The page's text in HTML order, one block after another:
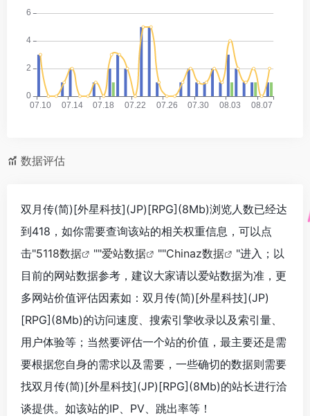
数据评估
双月传(简)[外星科技](JP)[RPG](8Mb)浏览人数已经达
到418，如你需要查询该站的相关权重信息，可以点
击"5118数据 ""爱站数据 ""Chinaz数据
"进入；以
目前的网站数据参考，建议大家请以爱站数据为准，更
多网站价值评估因素如：双月传(简)[外星科技](JP)
[RPG](8Mb)的访问速度、搜索引擎收录以及索引量、
用户体验等；当然要评估一个站的价值，最主要还是需
要根据您自身的需求以及需要，一些确切的数据则需要
找双月传(简)[外星科技](JP)[RPG](8Mb)的站长进行洽
谈提供。如该站的IP、PV、跳出率等！